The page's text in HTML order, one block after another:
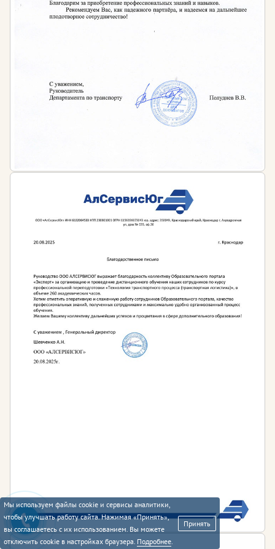
Мы используем файлы cookie и сервисы аналитики,
чтобы улучшать работу сайта. Нажимая «Принять»,
вы соглашаетесь с их использованием. Вы можете
отключить cookie в настройках браузера. Подробнее.
Принять